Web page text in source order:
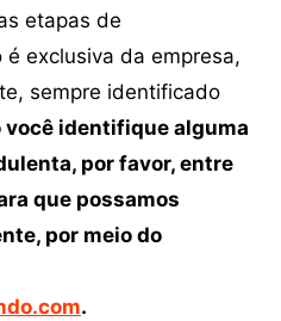
etapas de
exclusiva da empresa,
sempre identificado
você identifique alguma
por favor, entre
que possamos
por meio do
.